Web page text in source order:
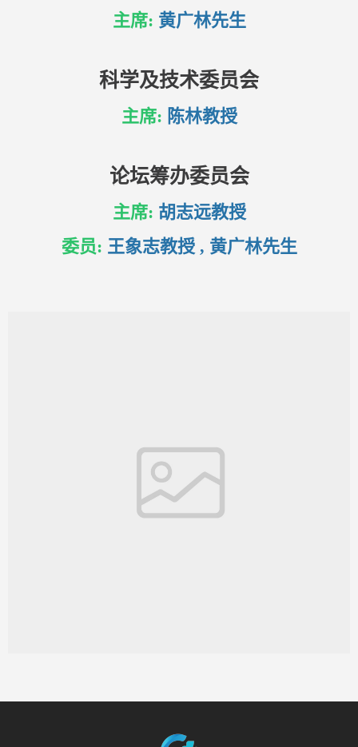
主席: 黄广林先生
科学及技术委员会
主席: 陈林教授
论坛筹办委员会
主席: 胡志远教授
委员: 王象志教授 , 黄广林先生